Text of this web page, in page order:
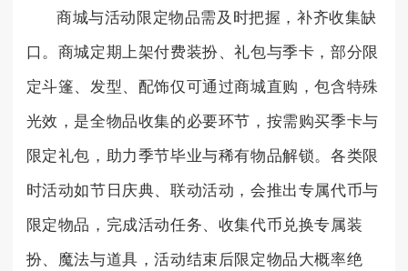
商城与活动限定物品需及时把握，补齐收集缺
口。商城定期上架付费装扮、礼包与季卡，部分限
定斗篷、发型、配饰仅可通过商城直购，包含特殊
光效，是全物品收集的必要环节，按需购买季卡与
限定礼包，助力季节毕业与稀有物品解锁。各类限
时活动如节日庆典、联动活动，会推出专属代币与
限定物品，完成活动任务、收集代币兑换专属装
扮、魔法与道具，活动结束后限定物品大概率绝